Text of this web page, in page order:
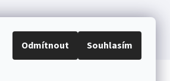
Odmítnout Souhlasím